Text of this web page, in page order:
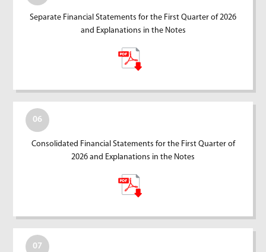
Separate Financial Statements for the First Quarter of 2026
and Explanations in the Notes
06
Consolidated Financial Statements for the First Quarter of
2026 and Explanations in the Notes
07